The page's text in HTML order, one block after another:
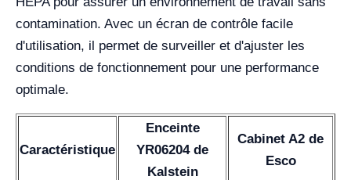
contamination. Avec un écran de contrôle facile
d'utilisation, il permet de surveiller et d'ajuster les
conditions de fonctionnement pour une performance
optimale.
Caractéristique
Enceinte
YR06204 de
Kalstein
Cabinet A2 de
Esco